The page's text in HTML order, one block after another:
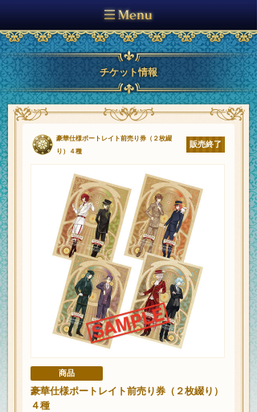
チケット情報
豪華仕様ポートレイト前売り券（２枚綴
り）４種
販売終了
商品
豪華仕様ポートレイト前売り券（２枚綴り）
４種